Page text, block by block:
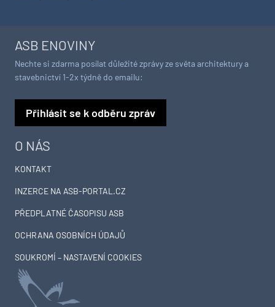
O NÁS
KONTAKT
INZERCE NA ASB-PORTAL.CZ
PŘEDPLATNÉ ČASOPISU ASB
OCHRANA OSOBNÍCH ÚDAJŮ
SOUKROMÍ – NASTAVENÍ COOKIES
ASB ENOVINY
Nechte si zdarma posílat důležité zprávy ze světa architektury a
stavebnictví 1-2x týdně do emailu:
Přihlásit se k odběru zpráv